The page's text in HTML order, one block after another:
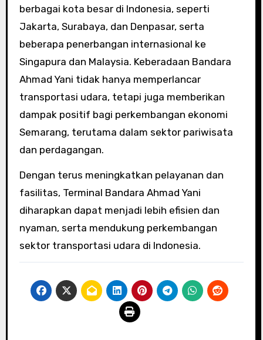
berbagai kota besar di Indonesia, seperti
Jakarta, Surabaya, dan Denpasar, serta
beberapa penerbangan internasional ke
Singapura dan Malaysia. Keberadaan Bandara
Ahmad Yani tidak hanya memperlancar
transportasi udara, tetapi juga memberikan
dampak positif bagi perkembangan ekonomi
Semarang, terutama dalam sektor pariwisata
dan perdagangan.
Dengan terus meningkatkan pelayanan dan
fasilitas, Terminal Bandara Ahmad Yani
diharapkan dapat menjadi lebih efisien dan
nyaman, serta mendukung perkembangan
sektor transportasi udara di Indonesia.